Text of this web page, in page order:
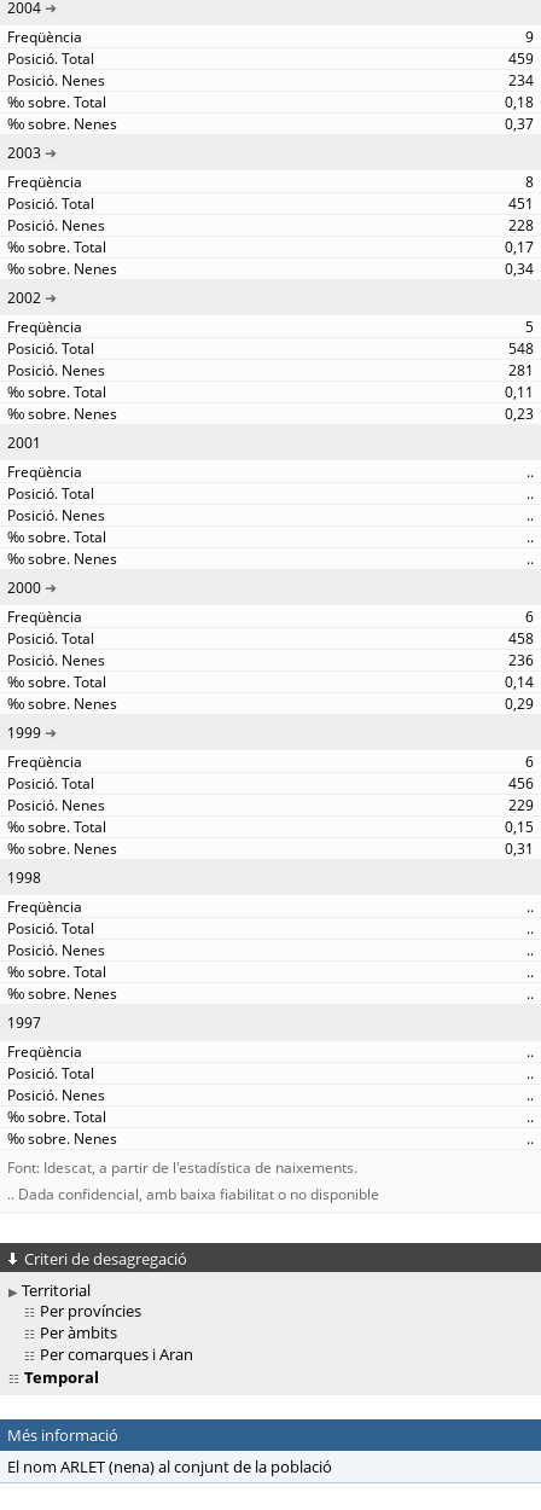
2004
9
459
234
0,18
0,37
2003
8
451
228
0,17
0,34
2002
5
548
281
0,11
0,23
2001
..
..
..
..
..
2000
6
458
236
0,14
0,29
1999
6
456
229
0,15
0,31
1998
..
..
..
..
..
1997
..
..
..
..
..
Font: Idescat, a partir de l'estadística de naixements.
.. Dada confidencial, amb baixa fiabilitat o no disponible
Criteri de desagregació
Territorial
Per províncies
Per àmbits
Per comarques i Aran
Temporal
Més informació
El nom ARLET (nena) al conjunt de la població